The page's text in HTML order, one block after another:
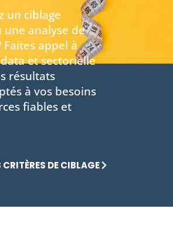
un ciblage
analyse de
Faites appel à
et sectorielle
résultats
à vos besoins
fiables et
DE CIBLAGE